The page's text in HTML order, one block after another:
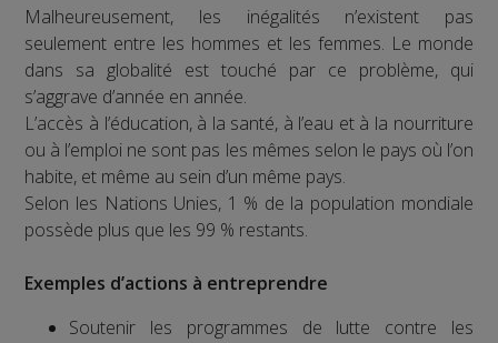
Malheureusement, les inégalités n’existent pas
seulement entre les hommes et les femmes. Le monde
dans sa globalité est touché par ce problème, qui
s’aggrave d’année en année.
L’accès à l’éducation, à la santé, à l’eau et à la nourriture
ou à l’emploi ne sont pas les mêmes selon le pays où l’on
habite, et même au sein d’un même pays.
Selon les Nations Unies, 1 % de la population mondiale
possède plus que les 99 % restants.
Exemples d’actions à entreprendre
Soutenir les programmes de lutte contre les